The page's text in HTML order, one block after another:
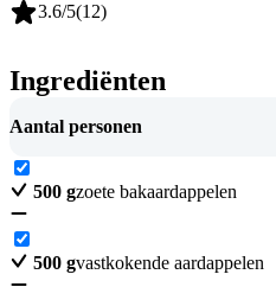
3.6/5(12)
Ingrediënten
Aantal personen
500 gzoete bakaardappelen
500 gvastkokende aardappelen